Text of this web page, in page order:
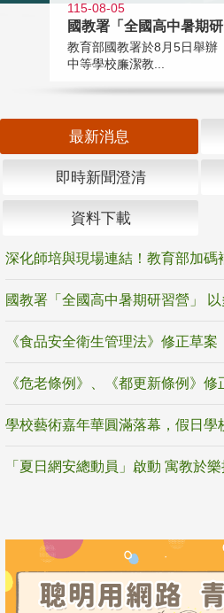
115-08-05
國教署「全國高中暑期
教育部國教署於8月5日舉辦
中等學校廉潔教...
最新消息
即時新聞澄清
資料下載
《食品安全衛生管理法》修正草案
《危老條例》、《都更新條例》修
「夏日網安總動員」啟動 寓教於